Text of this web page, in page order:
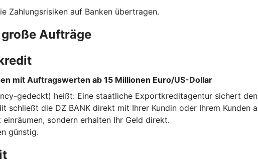
Zahlungsrisiken auf Banken übertragen.
Aufträge
mit Auftragswerten ab 15 Millionen Euro/US-Dollar
gedeckt) heißt: Eine staatliche Exportkreditagentur sichert
schließt die DZ BANK direkt mit Ihrer Kundin oder Ihrem Kunden
sondern erhalten Ihr Geld direkt.
günstig.